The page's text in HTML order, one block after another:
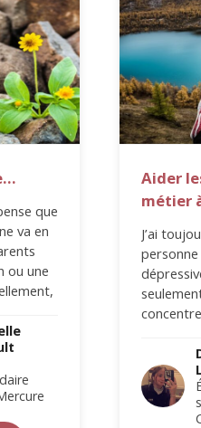
que
va en
ou une
Aider
métier
J’ai
ans, je